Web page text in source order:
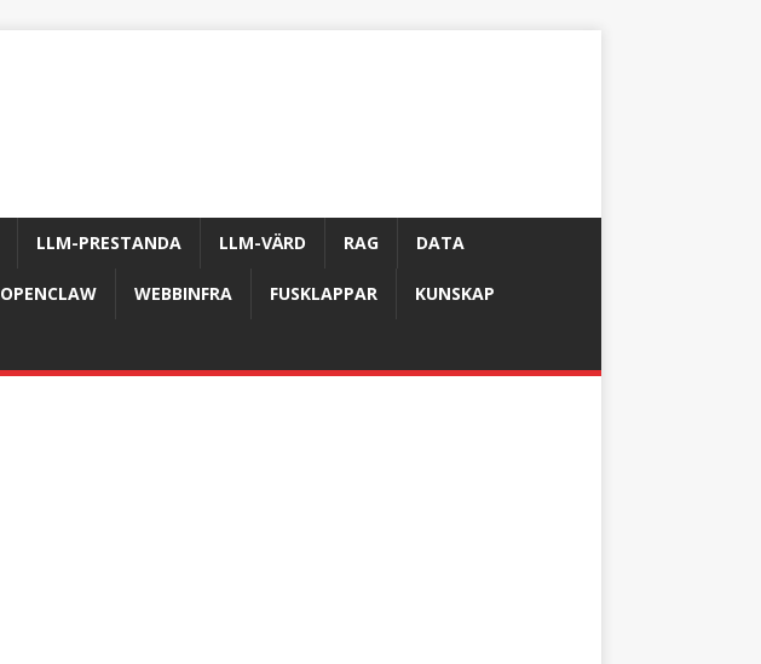
LLM-PRESTANDA LLM-VÄRD RAG DATA
OPENCLAW WEBBINFRA FUSKLAPPAR KUNSKAP